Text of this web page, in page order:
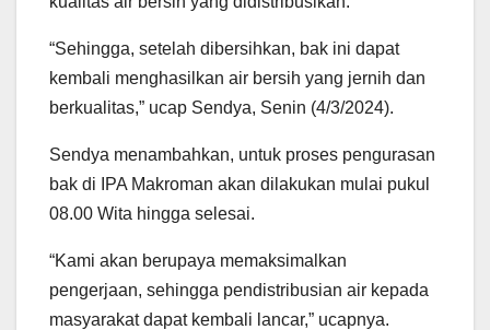
“Sehingga, setelah dibersihkan, bak ini dapat
kembali menghasilkan air bersih yang jernih dan
berkualitas,” ucap Sendya, Senin (4/3/2024).
Sendya menambahkan, untuk proses pengurasan
bak di IPA Makroman akan dilakukan mulai pukul
08.00 Wita hingga selesai.
“Kami akan berupaya memaksimalkan
pengerjaan, sehingga pendistribusian air kepada
masyarakat dapat kembali lancar,” ucapnya.